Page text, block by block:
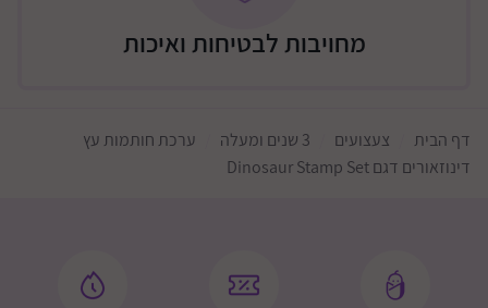
מחויבות לבטיחות ואיכות
דף הבית צעצועים 3 שנים ומעלה
ערכת חותמות עץ
דינוזאורים דגם Dinosaur Stamp Set